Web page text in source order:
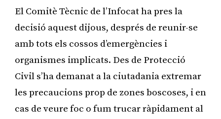
El Comitè Tècnic de l’Infocat ha pres la
decisió aquest dijous, després de reunir-se
amb tots els cossos d’emergències i
organismes implicats. Des de Protecció
Civil s’ha demanat a la ciutadania extremar
les precaucions prop de zones boscoses, i en
cas de veure foc o fum trucar ràpidament al